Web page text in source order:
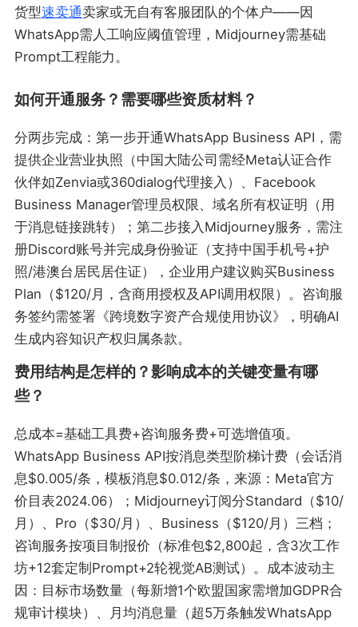
货型速卖通卖家或无自有客服团队的个体户——因
WhatsApp需人工响应阈值管理，Midjourney需基础
Prompt工程能力。
如何开通服务？需要哪些资质材料？
分两步完成：第一步开通WhatsApp Business API，需
提供企业营业执照（中国大陆公司需经Meta认证合作
伙伴如Zenvia或360dialog代理接入）、Facebook
Business Manager管理员权限、域名所有权证明（用
于消息链接跳转）；第二步接入Midjourney服务，需注
册Discord账号并完成身份验证（支持中国手机号+护
照/港澳台居民居住证），企业用户建议购买Business
Plan（$120/月，含商用授权及API调用权限）。咨询服
务签约需签署《跨境数字资产合规使用协议》，明确AI
生成内容知识产权归属条款。
费用结构是怎样的？影响成本的关键变量有哪
些？
总成本=基础工具费+咨询服务费+可选增值项。
WhatsApp Business API按消息类型阶梯计费（会话消
息$0.005/条，模板消息$0.012/条，来源：Meta官方
价目表2024.06）；Midjourney订阅分Standard（$10/
月）、Pro（$30/月）、Business（$120/月）三档；
咨询服务按项目制报价（标准包$2,800起，含3次工作
坊+12套定制Prompt+2轮视觉AB测试）。成本波动主
因：目标市场数量（每新增1个欧盟国家需增加GDPR合
规审计模块）、月均消息量（超5万条触发WhatsApp